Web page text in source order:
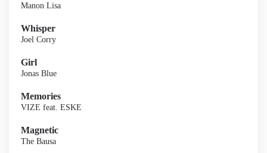
Manon Lisa
Whisper
Joel Corry
Girl
Jonas Blue
Memories
VIZE feat. ESKE
Magnetic
The Bausa